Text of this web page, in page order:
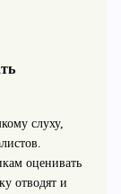
слуху,
оценивать
отводят и